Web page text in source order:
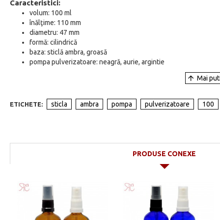
Caracteristici:
volum: 100 ml
înălţime: 110 mm
diametru: 47 mm
formă: cilindrică
baza: sticlă ambra, groasă
pompa pulverizatoare: neagră, aurie, argintie
ETICHETE: sticla ambra pompa pulverizatoare 100
PRODUSE CONEXE